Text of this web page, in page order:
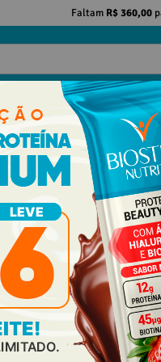
Faltam R$ 360,00
EMAGRECIMENTO
Proteína Premium